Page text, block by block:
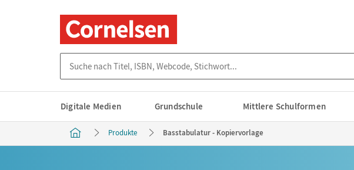
Digitale Medien Grundschule Mittlere Schulformen
Produkte Basstabulatur - Kopiervorlage